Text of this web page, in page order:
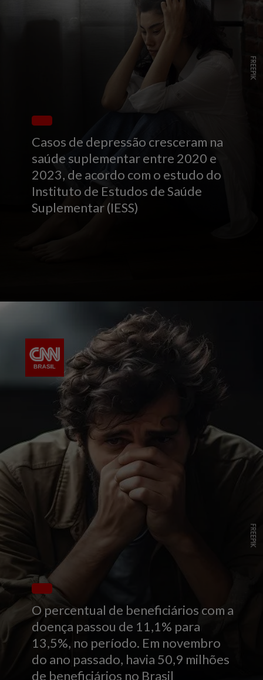
Casos de depressão cresceram na
saúde suplementar entre 2020 e
2023, de acordo com o estudo do
Instituto de Estudos de Saúde
Suplementar (IESS)
FREEPIK
O percentual de beneficiários com a
doença passou de 11,1% para
13,5%, no período. Em novembro
do ano passado, havia 50,9 milhões
de beneficiários no Brasil
FREEPIK